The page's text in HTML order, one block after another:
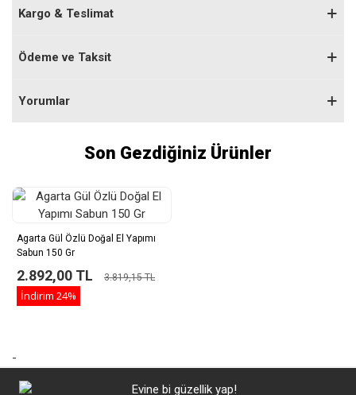
Kargo & Teslimat
Ödeme ve Taksit
Yorumlar
Son Gezdiğiniz Ürünler
Agarta Gül Özlü Doğal El Yapımı
Sabun 150 Gr
2.892,00 TL 3.819,15 TL
İndirim 24%
-